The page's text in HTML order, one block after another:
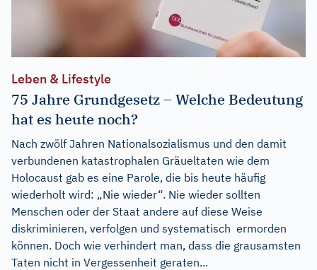
Leben & Lifestyle
75 Jahre Grundgesetz – Welche Bedeutung
hat es heute noch?
Nach zwölf Jahren Nationalsozialismus und den damit
verbundenen katastrophalen Gräueltaten wie dem
Holocaust gab es eine Parole, die bis heute häufig
wiederholt wird: „Nie wieder“. Nie wieder sollten
Menschen oder der Staat andere auf diese Weise
diskriminieren, verfolgen und systematisch ermorden
können. Doch wie verhindert man, dass die grausamsten
Taten nicht in Vergessenheit geraten...